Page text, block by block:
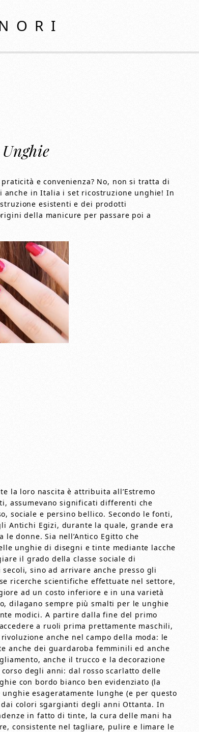
e convenienza? No, non si tratta di
anche in Italia i set ricostruzione unghie! In
esistenti e dei prodotti
della manicure per passare poi a
la loro nascita è attribuita all’Estremo
assumevano significati differenti che
sociale e persino bellico. Secondo le fonti,
Antichi Egizi, durante la quale, grande era
donne. Sia nell’Antico Egitto che
unghie di disegni e tinte mediante lacche
il grado della classe sociale di
sino ad arrivare anche presso gli
ricerche scientifiche effettuate nel settore,
ad un costo inferiore e in una varietà
dilagano sempre più smalti per le unghie
modici. A partire dalla fine del primo
a ruoli prima prettamente maschili,
anche nel campo della moda: le
anche dei guardaroba femminili ed anche
anche il trucco e la decorazione
degli anni: dal rosso scarlatto delle
con bordo bianco ben evidenziato (la
esageratamente lunghe (e per questo
colori sgargianti degli anni Ottanta. In
in fatto di tinte, la cura delle mani ha
consistente nel tagliare, pulire e limare le